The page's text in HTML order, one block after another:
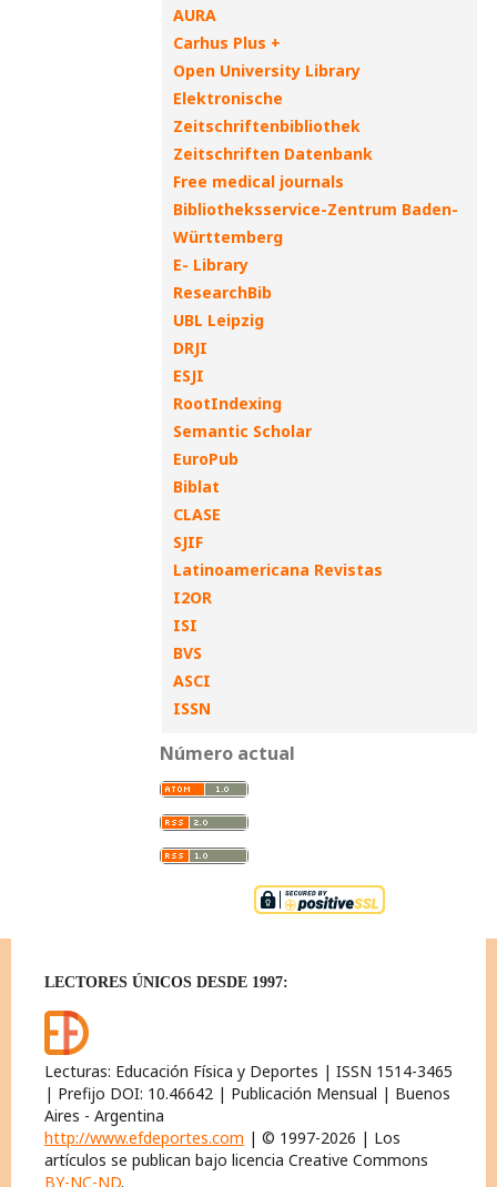
AURA
Carhus Plus +
Open University Library
Elektronische
Zeitschriftenbibliothek
Zeitschriften Datenbank
Free medical journals
Bibliotheksservice-Zentrum Baden-
Württemberg
E- Library
ResearchBib
UBL Leipzig
DRJI
ESJI
RootIndexing
Semantic Scholar
EuroPub
Biblat
CLASE
SJIF
Latinoamericana Revistas
I2OR
ISI
BVS
ASCI
ISSN
Número actual
LECTORES ÚNICOS DESDE 1997:
Lecturas: Educación Física y Deportes | ISSN 1514-3465
| Prefijo DOI: 10.46642 | Publicación Mensual | Buenos
Aires - Argentina
http://www.efdeportes.com | © 1997-2026 | Los
artículos se publican bajo licencia Creative Commons
BY-NC-ND.